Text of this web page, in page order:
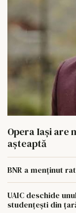
Opera Iași are
așteaptă
BNR a menținut
UAIC deschide
studențești din